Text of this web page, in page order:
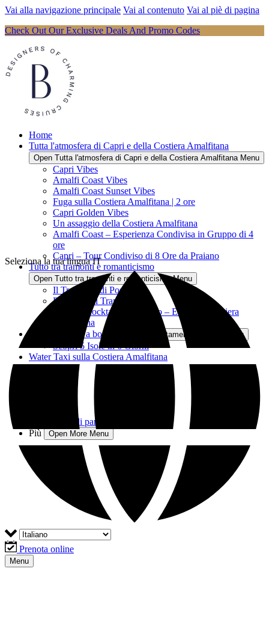
Vai alla navigazione principale Vai al contenuto Vai al piè di pagina
Check Out Our Exclusive Deals And Promo Codes
Home
Tutta l'atmosfera di Capri e della Costiera Amalfitana
Open Tutta l'atmosfera di Capri e della Costiera Amalfitana Menu
Capri Vibes
Amalfi Coast Vibes
Amalfi Coast Sunset Vibes
Fuga sulla Costiera Amalfitana | 2 ore
Capri Golden Vibes
Un assaggio della Costiera Amalfitana
Amalfi Coast – Esperienza Condivisa in Gruppo di 4
ore
Capri – Tour Condiviso di 8 Ore da Praiano
Tutto tra tramonti e romanticismo
Open Tutto tra tramonti e romanticismo Menu
Il Tramonto di Positano
Promessa al Tramonto
Crociera cocktail al tramonto – Edizione Costiera
Amalfitana
Pernottamento a bordo
Open Pernottamento a bordo Menu
Scopri 5 Isole in 6 Giorni
Water Taxi sulla Costiera Amalfitana
Flotta
Programma di partnership
Più
Open More Menu
Seleziona la tua lingua IT
Prenota online
Menu